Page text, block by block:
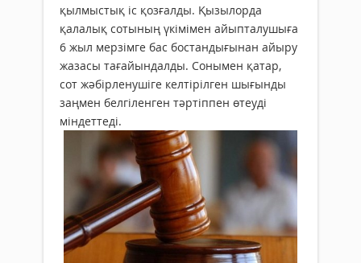
қылмыстық іс қозғалды. Қызылорда
қалалық сотының үкімімен айыпталушыға
6 жыл мерзімге бас бостандығынан айыру
жазасы тағайындалды. Сонымен қатар,
сот жәбірленушіге келтірілген шығынды
заңмен белгіленген тәртіппен өтеуді
міндеттеді.